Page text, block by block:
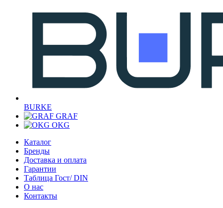
BURKE
GRAF
OKG
Каталог
Бренды
Доставка и оплата
Гарантии
Таблица Гост/ DIN
О нас
Контакты